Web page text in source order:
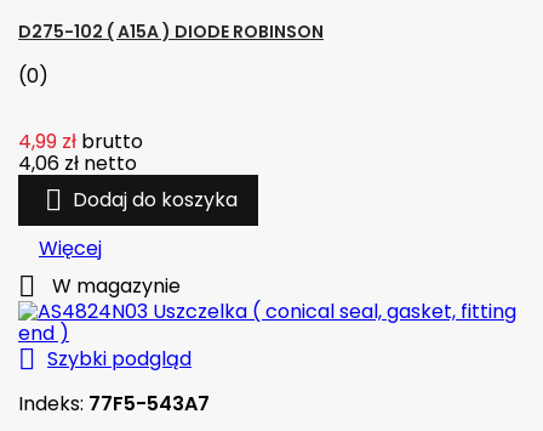
D275-102 ( A15A ) DIODE ROBINSON
(0)
4,99 zł brutto
4,06 zł netto
 Dodaj do koszyka
Więcej
 W magazynie
 Szybki podgląd
Indeks: 77F5-543A7